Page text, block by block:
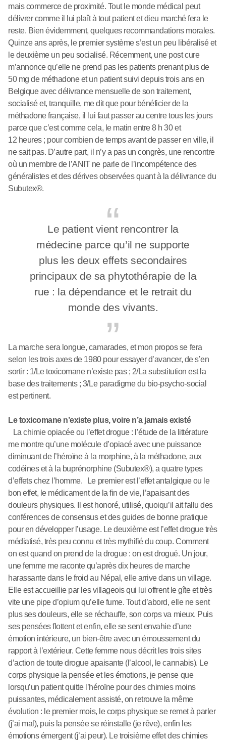
mais commerce de proximité. Tout le monde médical peut
délivrer comme il lui plaît à tout patient et dieu marché fera le
reste. Bien évidemment, quelques recommandations morales.
Quinze ans après, le premier système s’est un peu libéralisé et
le deuxième un peu socialisé. Récemment, une post cure
m’annonce qu’elle ne prend pas les patients prenant plus de
50 mg de méthadone et un patient suivi depuis trois ans en
Belgique avec délivrance mensuelle de son traitement,
socialisé et, tranquille, me dit que pour bénéficier de la
méthadone française, il lui faut passer au centre tous les jours
parce que c’est comme cela, le matin entre 8 h 30 et
12 heures ; pour combien de temps avant de passer en ville, il
ne sait pas. D’autre part, il n’y a pas un congrès, une rencontre
où un membre de l’ANIT ne parle de l’incompétence des
généralistes et des dérives observées quant à la délivrance du
Subutex®.
Le patient vient rencontrer la
médecine parce qu’il ne supporte
plus les deux effets secondaires
principaux de sa phytothérapie de la
rue : la dépendance et le retrait du
monde des vivants.
La marche sera longue, camarades, et mon propos se fera
selon les trois axes de 1980 pour essayer d’avancer, de s’en
sortir : 1/Le toxicomane n’existe pas ; 2/La substitution est la
base des traitements ; 3/Le paradigme du bio-psycho-social
est pertinent.
Le toxicomane n’existe plus, voire n’a jamais existé
La chimie opiacée ou l’effet drogue : l’étude de la littérature
me montre qu’une molécule d’opiacé avec une puissance
diminuant de l’héroïne à la morphine, à la méthadone, aux
codéines et à la buprénorphine (Subutex®), a quatre types
d’effets chez l’homme. Le premier est l’effet antalgique ou le
bon effet, le médicament de la fin de vie, l’apaisant des
douleurs physiques. Il est honoré, utilisé, quoiqu’il ait fallu des
conférences de consensus et des guides de bonne pratique
pour en développer l’usage. Le deuxième est l’effet drogue très
médiatisé, très peu connu et très mythifié du coup. Comment
on est quand on prend de la drogue : on est drogué. Un jour,
une femme me raconte qu’après dix heures de marche
harassante dans le froid au Népal, elle arrive dans un village.
Elle est accueillie par les villageois qui lui offrent le gîte et très
vite une pipe d’opium qu’elle fume. Tout d’abord, elle ne sent
plus ses douleurs, elle se réchauffe, son corps va mieux. Puis
ses pensées flottent et enfin, elle se sent envahie d’une
émotion intérieure, un bien-être avec un émoussement du
rapport à l’extérieur. Cette femme nous décrit les trois sites
d’action de toute drogue apaisante (l’alcool, le cannabis). Le
corps physique la pensée et les émotions, je pense que
lorsqu’un patient quitte l’héroïne pour des chimies moins
puissantes, médicalement assisté, on retrouve la même
évolution : le premier mois, le corps physique se remet à parler
(j’ai mal), puis la pensée se réinstalle (je rêve), enfin les
émotions émergent (j’ai peur). Le troisième effet des chimies